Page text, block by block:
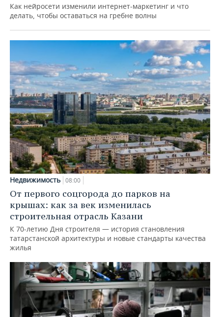
Как нейросети изменили интернет-маркетинг и что
делать, чтобы оставаться на гребне волны
Недвижимость 08:00
От первого соцгорода до парков на
крышах: как за век изменилась
строительная отрасль Казани
К 70-летию Дня строителя — история становления
татарстанской архитектуры и новые стандарты качества
жилья